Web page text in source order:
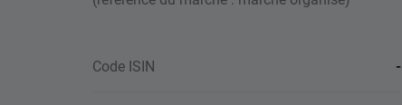
Code ISIN -